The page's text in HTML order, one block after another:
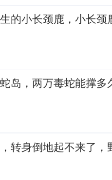
的小长颈鹿，小长颈
岛，两万毒蛇能撑多
转身倒地起不来了，